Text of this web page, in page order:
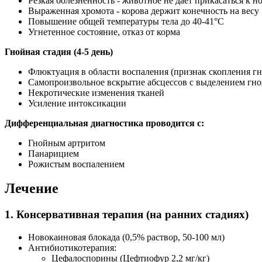
Выраженная хромота - корова держит конечность на весу
Повышение общей температуры тела до 40-41°C
Угнетенное состояние, отказ от корма
Гнойная стадия (4-5 день)
Флюктуация в области воспаления (признак скопления
Самопроизвольное вскрытие абсцессов с выделением
Некротические изменения тканей
Усиление интоксикации
Дифференциальная диагностика проводится с:
Гнойным артритом
Панарицием
Рожистым воспалением
Лечение
1. Консервативная терапия (на ранних стадиях)
Новокаиновая блокада (0,5% раствор, 50-100 мл)
Антибиотикотерапия:
Цефалоспорины (Цефтиофур 2,2 мг/кг)